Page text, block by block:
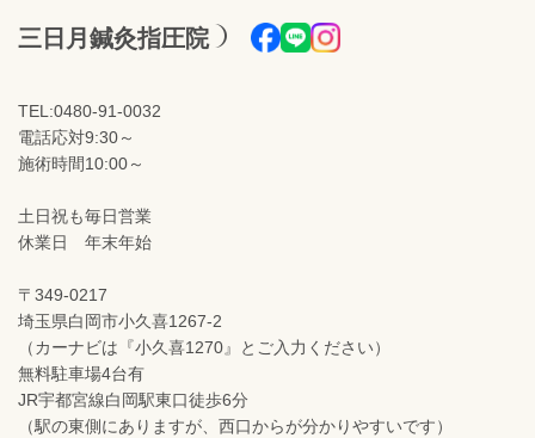
三日月鍼灸指圧院
TEL:0480-91-0032
電話応対9:30～
施術時間10:00～
土日祝も毎日営業
休業日 年末年始
〒349-0217
埼玉県白岡市小久喜1267-2
（カーナビは『小久喜1270』とご入力ください）
無料駐車場4台有
JR宇都宮線白岡駅東口徒歩6分
（駅の東側にありますが、西口からが分かりやすいです）